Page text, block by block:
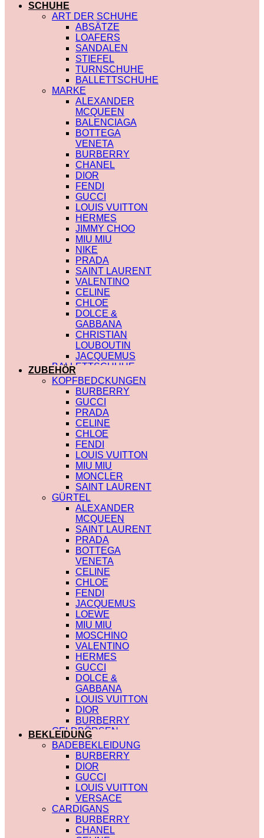
SCHUHE
ART DER SCHUHE
ABSÄTZE
LOAFERS
SANDALEN
STIEFEL
TURNSCHUHE
BALLETTSCHUHE
MARKE
ALEXANDER
MCQUEEN
BALENCIAGA
BOTTEGA
VENETA
BURBERRY
CHANEL
DIOR
FENDI
GUCCI
LOUIS VUITTON
HERMES
JIMMY CHOO
MIU MIU
NIKE
PRADA
SAINT LAURENT
VALENTINO
CELINE
CHLOE
DOLCE &
GABBANA
CHRISTIAN
LOUBOUTIN
JACQUEMUS
BALLETTSCHUHE
LOUIS VUITTON
ZUBEHÖR
KOPFBEDCKUNGEN
BURBERRY
GUCCI
PRADA
CELINE
CHLOE
FENDI
LOUIS VUITTON
MIU MIU
MONCLER
SAINT LAURENT
GÜRTEL
ALEXANDER
MCQUEEN
SAINT LAURENT
PRADA
BOTTEGA
VENETA
CELINE
CHLOE
FENDI
JACQUEMUS
LOEWE
MIU MIU
MOSCHINO
VALENTINO
HERMES
GUCCI
DOLCE &
GABBANA
LOUIS VUITTON
DIOR
BURBERRY
GELDBÖRSEN
SAINT LAURENT
PRADA
HERMES
GUCCI
DIOR
CHLOE
FENDI
JACQUEMUS
CELINE
BEKLEIDUNG
BADEBEKLEIDUNG
BURBERRY
DIOR
GUCCI
LOUIS VUITTON
VERSACE
CARDIGANS
BURBERRY
CHANEL